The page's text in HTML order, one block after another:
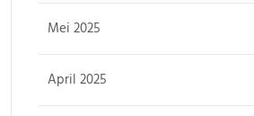
Mei 2025
April 2025